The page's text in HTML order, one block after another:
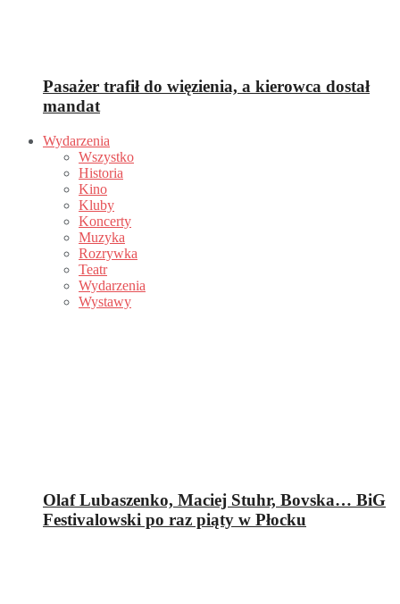
Pasażer trafił do więzienia, a kierowca dostał
mandat
Wydarzenia
Wszystko
Historia
Kino
Kluby
Koncerty
Muzyka
Rozrywka
Teatr
Wydarzenia
Wystawy
Olaf Lubaszenko, Maciej Stuhr, Bovska… BiG
Festivalowski po raz piąty w Płocku